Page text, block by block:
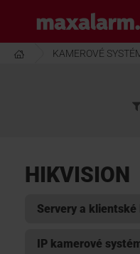
hlavnému
obsahu
www.maxalarm.sk
SPOLOČNOSŤ
KAMEROVÉ
HIKVISION
Servery a klientské
IP kamerové